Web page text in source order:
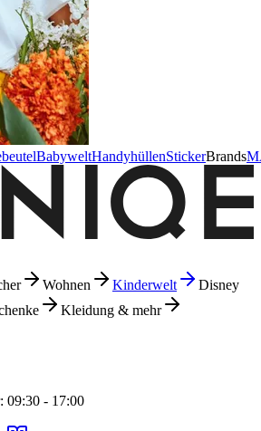
BabyweltHandyhüllenStickerBrands
Wohnen Kinderwelt
Disney
Kleidung & mehr
09:30 - 17:00